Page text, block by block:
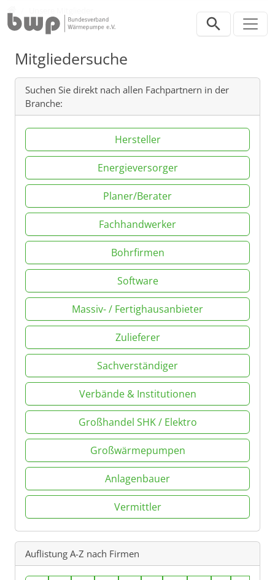
Mitgliedersuche
Suchen Sie direkt nach allen Fachpartnern in der
Branche:
Hersteller
Energieversorger
Planer/Berater
Fachhandwerker
Bohrfirmen
Software
Massiv- / Fertighausanbieter
Zulieferer
Sachverständiger
Verbände & Institutionen
Großhandel SHK / Elektro
Großwärmepumpen
Anlagenbauer
Vermittler
Auflistung A-Z nach Firmen